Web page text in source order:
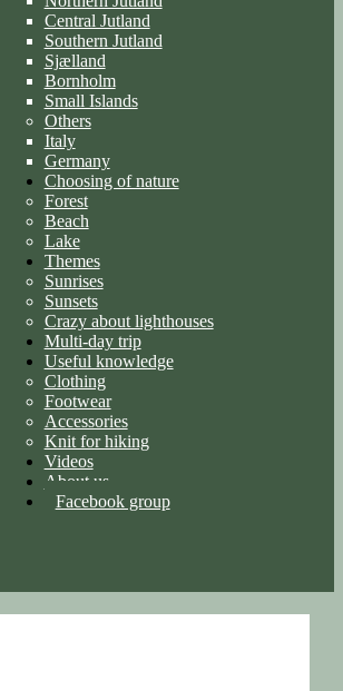
Central Jutland
Southern Jutland
Sjælland
Bornholm
Small Islands
Others
Italy
Germany
Choosing of nature
Forest
Beach
Lake
Themes
Sunrises
Sunsets
Crazy about lighthouses
Multi-day trip
Useful knowledge
Clothing
Footwear
Accessories
Knit for hiking
Videos
About us
Facebook group